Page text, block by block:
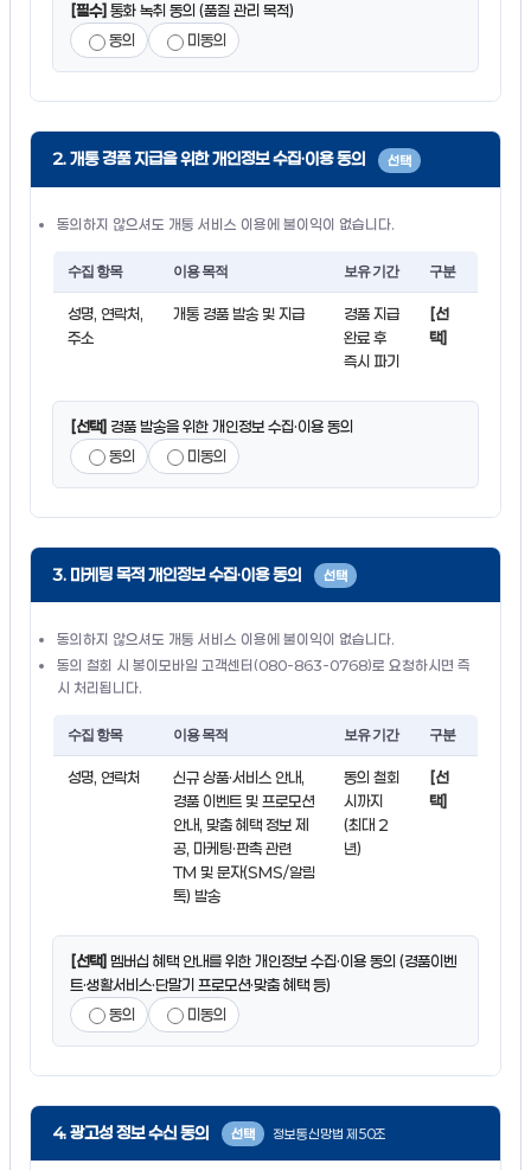
[필수] 통화 녹취 동의 (품질 관리 목적)
동의
미동의
2. 개통 경품 지급을 위한 개인정보 수집·이용 동의 선택
동의하지 않으셔도 개통 서비스 이용에 불이익이 없습니다.
수집 항목 이용 목적 보유 기간 구분
성명, 연락처,
주소
개통 경품 발송 및 지급
경품 지급
완료 후
즉시 파기
[선
택]
[선택] 경품 발송을 위한 개인정보 수집·이용 동의
동의
미동의
3. 마케팅 목적 개인정보 수집·이용 동의 선택
동의하지 않으셔도 개통 서비스 이용에 불이익이 없습니다.
동의 철회 시 봉이모바일 고객센터(080-863-0768)로 요청하시면 즉
시 처리됩니다.
수집 항목 이용 목적 보유 기간 구분
성명, 연락처
신규 상품·서비스 안내,
경품 이벤트 및 프로모션
안내, 맞춤 혜택 정보 제
공, 마케팅·판촉 관련
TM 및 문자(SMS/알림
톡) 발송
동의 철회
시까지
(최대 2
년)
[선
택]
[선택] 멤버십 혜택 안내를 위한 개인정보 수집·이용 동의 (경품이벤
트·생활서비스·단말기 프로모션·맞춤 혜택 등)
동의
미동의
4. 광고성 정보 수신 동의 선택 정보통신망법 제50조